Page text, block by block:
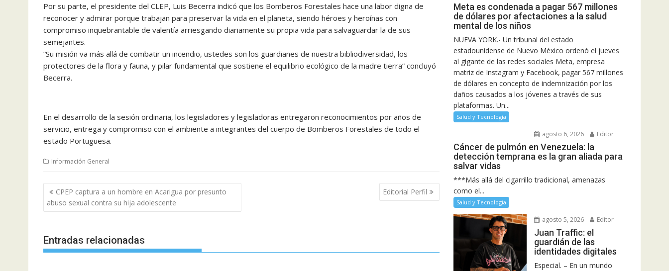
Por su parte, el presidente del CLEP, Luis Becerra indicó que los Bomberos Forestales hace una labor digna de
reconocer y admirar porque trabajan para preservar la vida en el planeta, siendo héroes y heroínas con
compromiso inquebrantable de valentía arriesgando diariamente su propia vida para salvaguardar la de sus
semejantes.
“Su misión va más allá de combatir un incendio, ustedes son los guardianes de nuestra bibliodiversidad, los
protectores de la flora y fauna, y pilar fundamental que sostiene el equilibrio ecológico de la madre tierra” concluyó
Becerra.
En el desarrollo de la sesión ordinaria, los legisladores y legisladoras entregaron reconocimientos por años de
servicio, entrega y compromiso con el ambiente a integrantes del cuerpo de Bomberos Forestales de todo el
estado Portuguesa.
Información General
Navegación
de
entradas
CPEP captura a un hombre en Acarigua por presunto
abuso sexual contra su hija adolescente
Editorial Perfil
Entradas relacionadas
Meta es condenada a pagar 567 millones
de dólares por afectaciones a la salud
mental de los niños
NUEVA YORK.- Un tribunal del estado
estadounidense de Nuevo México ordenó el jueves
al gigante de las redes sociales Meta, empresa
matriz de Instagram y Facebook, pagar 567 millones
de dólares en concepto de indemnización por los
daños causados a los jóvenes a través de sus
plataformas. Un...
Salud y Tecnología
agosto 6, 2026 Editor
Cáncer de pulmón en Venezuela: la
detección temprana es la gran aliada para
salvar vidas
***Más allá del cigarrillo tradicional, amenazas
como el...
Salud y Tecnología
agosto 5, 2026 Editor
Juan Traffic: el
guardián de las
identidades digitales
Especial. – En un mundo